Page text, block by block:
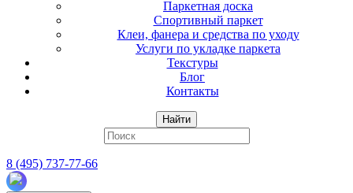
Паркетная доска
Спортивный паркет
Клеи, фанера и средства по уходу
Услуги по укладке паркета
Текстуры
Блог
Контакты
Найти
8 (495) 737-77-66